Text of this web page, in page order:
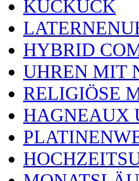
KUCKUCK
HYBRID
UHREN MIT
RELIGIÖSE
HAGNEAUX